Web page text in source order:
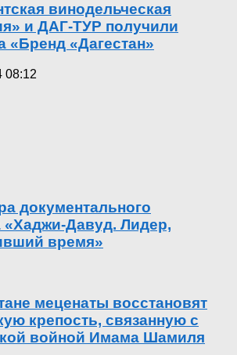
винодельческая
и ДАГ-ТУР получили
«Бренд «Дагестан»
08:12
документального
Давуд. Лидер,
время»
меценаты восстановят
крепость, связанную с
войной Имама Шамиля